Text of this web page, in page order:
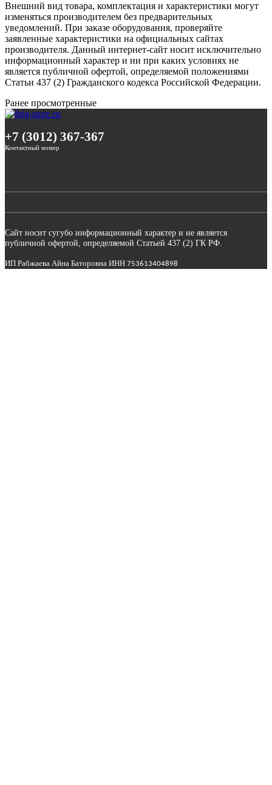
Внешний вид товара, комплектация и характеристики могут
изменяться производителем без предварительных
уведомлений. При заказе оборудования, проверяйте
заявленные характеристики на официальных сайтах
производителя. Данный интернет-сайт носит исключительно
информационный характер и ни при каких условиях не
является публичной офертой, определяемой положениями
Статьи 437 (2) Гражданского кодекса Российской Федерации.
Ранее просмотренные
+7 (3012) 367-367
Контактный номер
Сайт носит сугубо информационный характер и не является
публичной офертой, определяемой Статьей 437 (2) ГК РФ.
ИП Рабжаева Айна Баторовна ИНН 753613404898